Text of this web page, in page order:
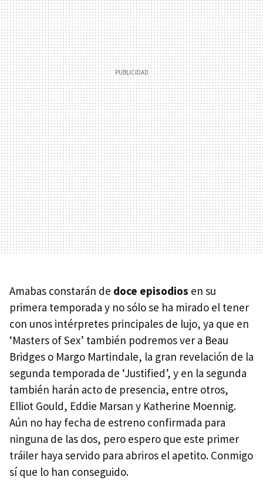
Amabas constarán de doce episodios en su
primera temporada y no sólo se ha mirado el tener
con unos intérpretes principales de lujo, ya que en
‘Masters of Sex’ también podremos ver a Beau
Bridges o Margo Martindale, la gran revelación de la
segunda temporada de ‘Justified’, y en la segunda
también harán acto de presencia, entre otros,
Elliot Gould, Eddie Marsan y Katherine Moennig.
Aún no hay fecha de estreno confirmada para
ninguna de las dos, pero espero que este primer
tráiler haya servido para abriros el apetito. Conmigo
sí que lo han conseguido.